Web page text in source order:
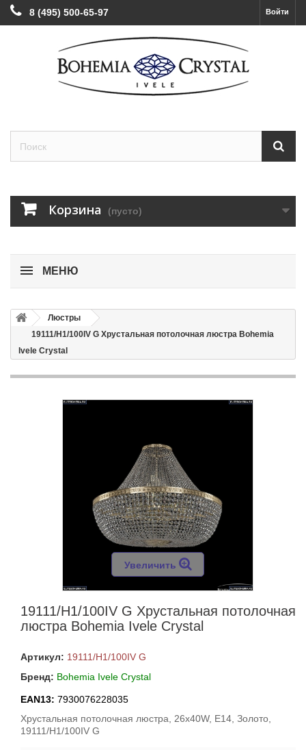
Войти
8 (495) 500-65-97
Корзина (пусто)
МЕНЮ
Люстры
19111/H1/100IV G Хрустальная потолочная люстра Bohemia
Ivele Crystal
Увеличить
19111/H1/100IV G Хрустальная потолочная
люстра Bohemia Ivele Crystal
Артикул: 19111/H1/100IV G
Бренд: Bohemia Ivele Crystal
EAN13: 7930076228035
Хрустальная потолочная люстра, 26x40W, E14, Золото,
19111/H1/100IV G